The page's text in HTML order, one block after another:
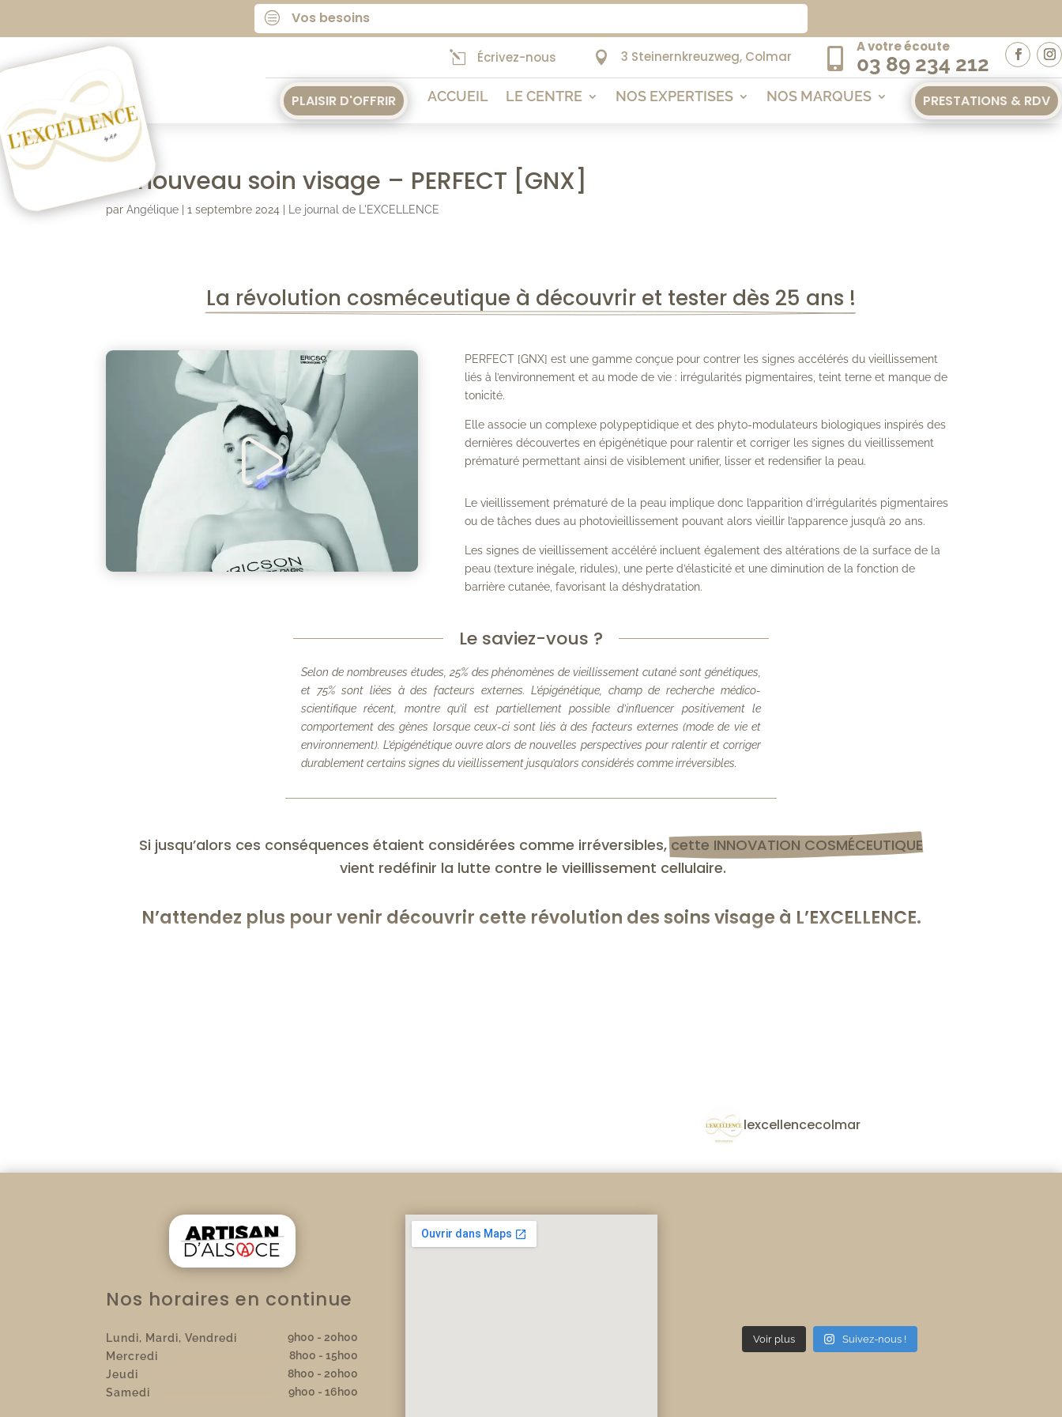
c Vos besoins
l Écrivez-nous  3 Steinernkreuzweg, Colmar  A votre écoute
03 89 234 212
PLAISIR D'OFFRIR ACCUEIL LE CENTRE NOS EXPERTISES NOS MARQUES PRESTATIONS & RDV
Le nouveau soin visage – PERFECT [GNX]
parAngélique |1 septembre 2024 Le journal de L'EXCELLENCE
La révolution cosméceutique à découvrir et tester dès 25 ans !
PERFECT [GNX] est une gamme conçue pour contrer les signes accélérés du vieillissement
liés à l’environnement et au mode de vie : irrégularités pigmentaires, teint terne et manque de
tonicité.
Elle associe un complexe polypeptidique et des phyto-modulateurs biologiques inspirés des
dernières découvertes en épigénétique pour ralentir et corriger les signes du vieillissement
prématuré permettant ainsi de visiblement unifier, lisser et redensifier la peau.
Le vieillissement prématuré de la peau implique donc l’apparition d’irrégularités pigmentaires
ou de tâches dues au photovieillissement pouvant alors vieillir l’apparence jusqu’à 20 ans.
Les signes de vieillissement accéléré incluent également des altérations de la surface de la
peau (texture inégale, ridules), une perte d’élasticité et une diminution de la fonction de
barrière cutanée, favorisant la déshydratation.
Le saviez-vous ?
Selon de nombreuses études, 25% des phénomènes de vieillissement cutané sont génétiques,
et 75% sont liées à des facteurs externes. L’épigénétique, champ de recherche médico-
scientifique récent, montre qu’il est partiellement possible d’influencer positivement le
comportement des gènes lorsque ceux-ci sont liés à des facteurs externes (mode de vie et
environnement). L’épigénétique ouvre alors de nouvelles perspectives pour ralentir et corriger
durablement certains signes du vieillissement jusqu’alors considérés comme irréversibles.
Si jusqu’alors ces conséquences étaient considérées comme irréversibles, cette INNOVATION COSMÉCEUTIQUE
vient redéfinir la lutte contre le vieillissement cellulaire.
N’attendez plus pour venir découvrir cette révolution des soins visage à L’EXCELLENCE.
Nos horaires en continue
Lundi, Mardi, Vendredi
9h00 - 20h00
Mercredi
8h00 - 15h00
Jeudi
8h00 - 20h00
Samedi
9h00 - 16h00
lexcellencecolmar
Voir plus Suivez-nous !